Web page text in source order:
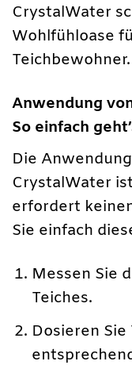
CrystalWater
Wohlfühloase
Teichbewohner.
Anwendung
So einfach
Die
CrystalWater
erfordert
Sie einfach
Messen Sie
Teiches.
Dosieren